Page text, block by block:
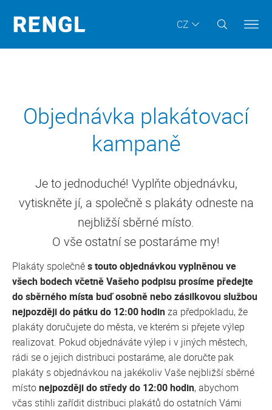
CZ
Objednávka plakátovací
kampaně
Je to jednoduché! Vyplňte objednávku,
vytiskněte jí, a společně s plakáty odneste na
nejbližší sběrné místo.
O vše ostatní se postaráme my!
Plakáty společněs touto objednávkou vyplněnou ve
všech bodech včetně Vašeho podpisu prosíme předejte
do sběrného místa buď osobně nebo zásilkovou službou
nejpozději do pátku do 12:00 hodinza předpokladu, že
plakáty doručujete do města, ve kterém si přejete výlep
realizovat. Pokud objednáváte výlep i v jiných městech,
rádi se o jejich distribuci postaráme, ale doručte pak
plakáty s objednávkou na jakékoliv Vaše nejbližší sběrné
místonejpozději do středy do 12:00 hodin, abychom
včas stihli zařídit distribuci plakátů do ostatních Vámi